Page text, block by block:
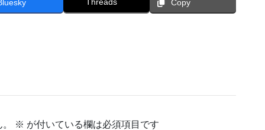
Copy
※ が付いている欄は必須項目です